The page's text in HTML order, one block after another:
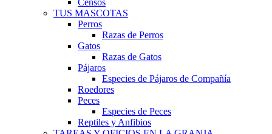
Censos
TUS MASCOTAS
Perros
Razas de Perros
Gatos
Razas de Gatos
Pájaros
Especies de Pájaros de Compañía
Roedores
Peces
Especies de Peces
Reptiles y Anfibios